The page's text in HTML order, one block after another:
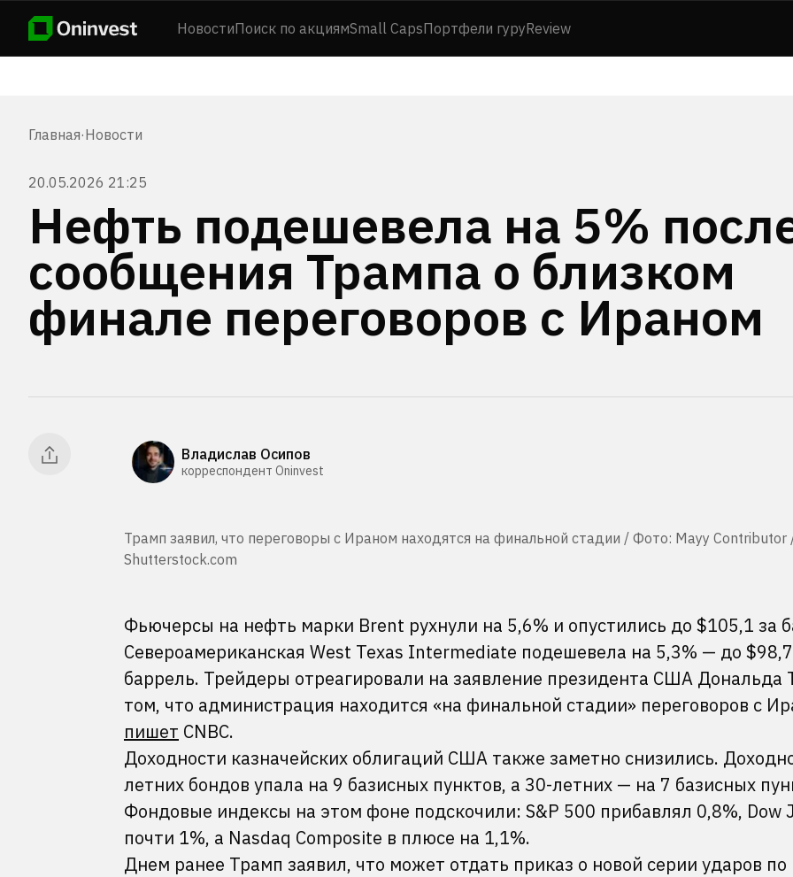
НовостиПоиск по акциямSmall CapsПортфели гуруReview
Главная·Новости
20.05.2026 21:25
Нефть подешевела на 5%
сообщения Трампа о близком
финале переговоров с Ираном
Владислав Осипов
корреспондент Oninvest
Трамп заявил, что переговоры с Ираном находятся на финальной стадии / Фото: Mayy Contributor
Shutterstock.com
Фьючерсы на нефть марки Brent рухнули на 5,6% и опустились до $105,1 за
Североамериканская West Texas Intermediate подешевела на 5,3% — до
баррель. Трейдеры отреагировали на заявление президента США Дональда
том, что администрация находится «на финальной стадии» переговоров с
пишет CNBC.
Доходности казначейских облигаций США также заметно снизились.
летних бондов упала на 9 базисных пунктов, а 30-летних — на 7 базисных
Фондовые индексы на этом фоне подскочили: S&P 500 прибавлял 0,8%, Dow
почти 1%, а Nasdaq Composite в плюсе на 1,1%.
Днем ранее Трамп заявил, что может отдать приказ о новой серии ударов по